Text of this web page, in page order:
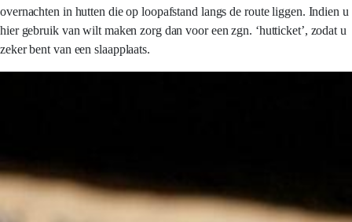
overnachten in hutten die op loopafstand langs de route liggen. Indien u
hier gebruik van wilt maken zorg dan voor een zgn. ‘hutticket’, zodat u
zeker bent van een slaapplaats.